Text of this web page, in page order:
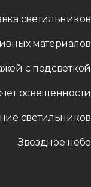
светильников
материалов
с подсветкой
освещенности
светильников
Звездное небо